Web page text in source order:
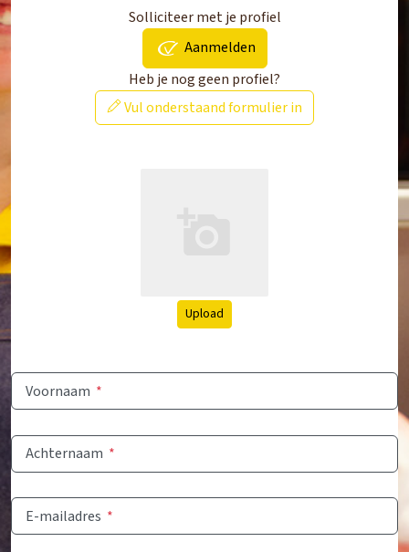
Solliciteer met je profiel
Aanmelden
Heb je nog geen profiel?
Vul onderstaand formulier in
Upload
Voornaam *
Achternaam *
E-mailadres *